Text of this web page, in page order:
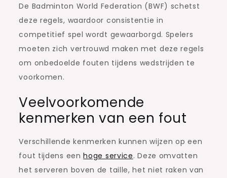
De Badminton World Federation (BWF) schetst
deze regels, waardoor consistentie in
competitief spel wordt gewaarborgd. Spelers
moeten zich vertrouwd maken met deze regels
om onbedoelde fouten tijdens wedstrijden te
voorkomen.
Veelvoorkomende
kenmerken van een fout
Verschillende kenmerken kunnen wijzen op een
fout tijdens eenhoge service. Deze omvatten
het serveren boven de taille, het niet raken van